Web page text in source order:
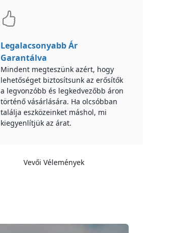
Legalacsonyabb Ár
Garantálva
Mindent megteszünk azért, hogy
lehetőséget biztosítsunk az erősítők
a legvonzóbb és legkedvezőbb áron
történő vásárlására. Ha olcsóbban
találja eszközeinket máshol, mi
kiegyenlítjük az árat.
Vevői Vélemények